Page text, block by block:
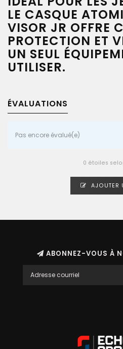
LE CASQUE
VISOR JR OFFRE
PROTECTION ET
UN SEUL
UTILISER.
ÉVALUATIONS
Pas encore évalué(e)
0 étoiles
AJOUTER
ABONNEZ-VOUS À